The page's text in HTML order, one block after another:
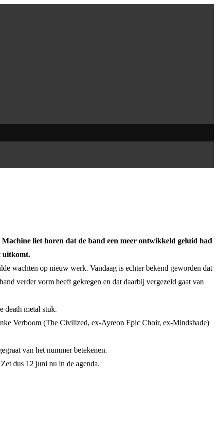
liet horen dat de band een meer ontwikkeld geluid had
uitkomt.
wachten op nieuw werk. Vandaag is echter bekend geworden dat
verder vorm heeft gekregen en dat daarbij vergezeld gaat van
death metal stuk.
Verboom (The Civilized, ex-Ayreon Epic Choir, ex-Mindshade)
van het nummer betekenen.
dus 12 juni nu in de agenda.